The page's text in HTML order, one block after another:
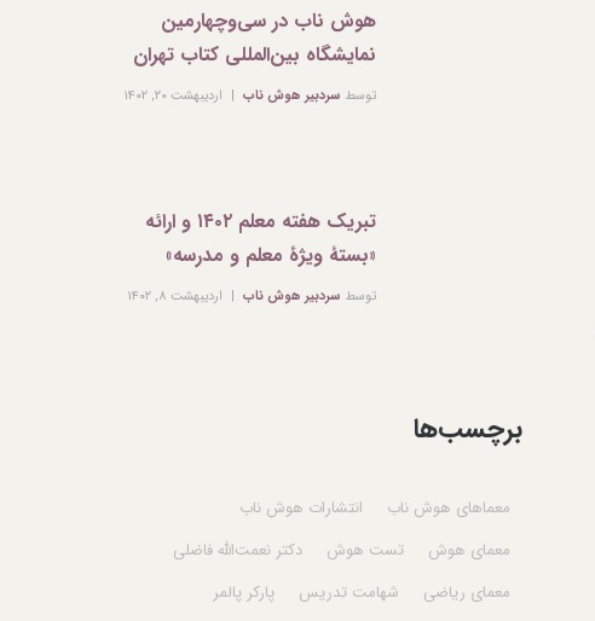
هوش ناب در سی‌وچهارمین
نمایشگاه بین‌المللی کتاب تهران
توسط سردبیر هوش ناب اردیبهشت ۲۰, ۱۴۰۲
تبریک هفته معلم ۱۴۰۲ و ارائه
«بستۀ ویژۀ معلم و مدرسه»
توسط سردبیر هوش ناب اردیبهشت ۸, ۱۴۰۲
برچسب‌ها
معماهای هوش ناب
انتشارات هوش ناب
معمای هوش
تست هوش
دکتر نعمت‌الله فاضلی
معمای ریاضی
شهامت تدریس
پارکر پالمر